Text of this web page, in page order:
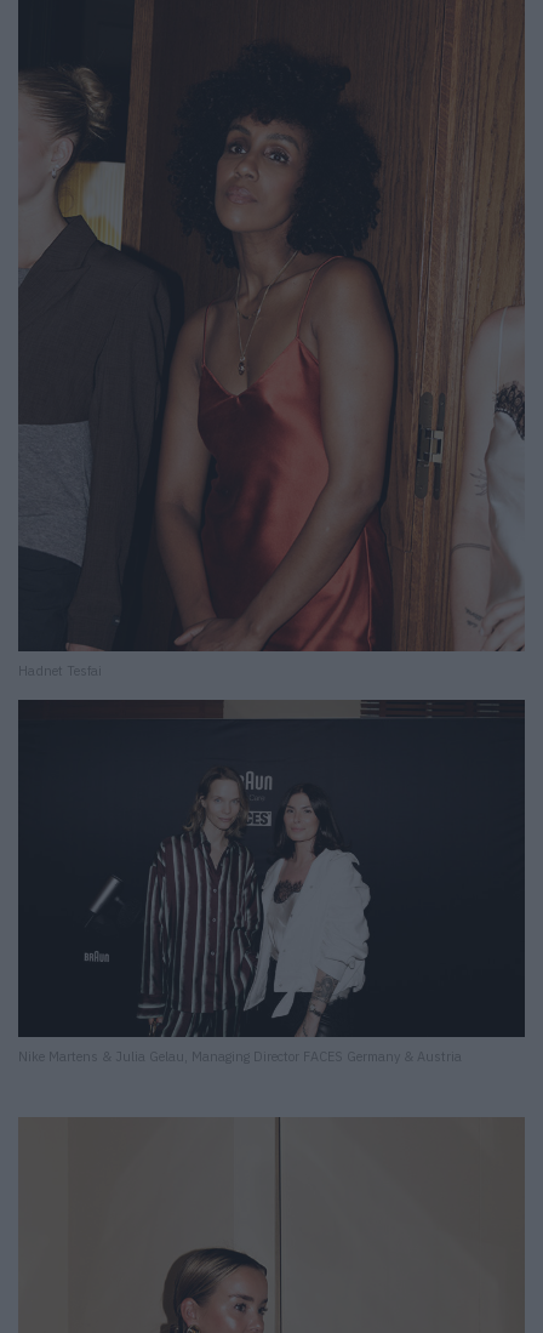
Hadnet Tesfai
Nike Martens & Julia Gelau, Managing Director FACES Germany & Austria